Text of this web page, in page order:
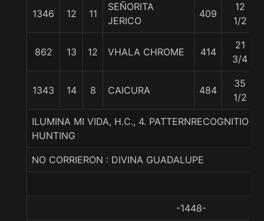
1346 12 11
SEÑORITA
JERICO
409
12
1/2
862 13 12 VHALA CHROME 414
21
3/4
1343 14 8 CAICURA 484
35
1/2
ILUMINA MI VIDA, H.C., 4.
HUNTING
NO CORRIERON : DIVINA GUADALUPE
-1448-